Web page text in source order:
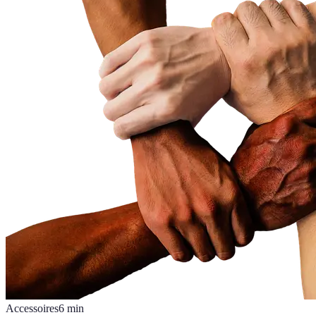
Accessoires6 min